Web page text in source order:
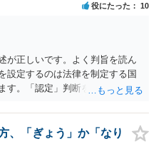
ばならないわけではありませ
役にたった 10
が正しいです。よく判旨を読ん
設定するのは法律を制定する国
す。「認定」判断をするのが行
のある主体は国会です。ですの
ります。
、「ぎょう」か「なり